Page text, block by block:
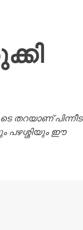
തറയാണ് പിന്നീട്
പഴശ്ശിയും ഈ